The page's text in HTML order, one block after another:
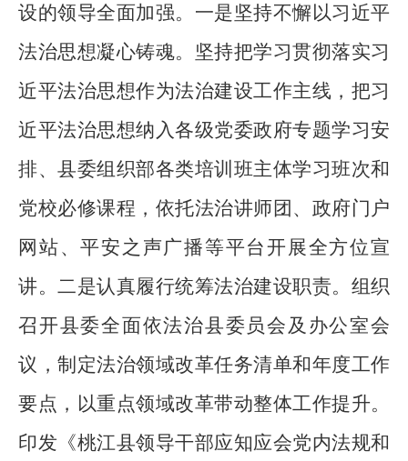
设的领导全面加强。 一是坚持不懈以习近平
法治思想凝心铸魂。坚持把学习贯彻落实习
近平法治思想作为法治建设工作主线，把习
近平法治思想纳入各级党委政府专题学习安
排、县委组织部各类培训班主体学习班次和
党校必修课程，依托法治讲师团、政府门户
网站、平安之声广播等平台开展全方位宣
讲。二是认真履行统筹法治建设职责。组织
召开县委全面依法治县委员会及办公室会
议，制定法治领域改革任务清单和年度工作
要点，以重点领域改革带动整体工作提升。
印发《桃江县领导干部应知应会党内法规和